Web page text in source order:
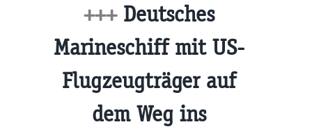
+++ Deutsches
Marineschiff mit US-
Flugzeugträger auf
dem Weg ins